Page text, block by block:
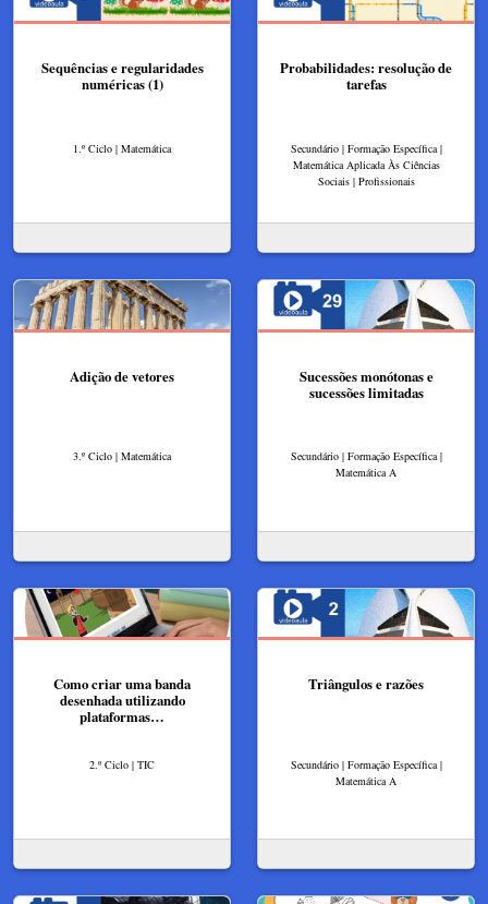
Sequências e regularidades
numéricas (1)
1.º Ciclo | Matemática
Probabilidades: resolução de
tarefas
Secundário | Formação Específica |
Matemática Aplicada Às Ciências
Sociais | Profissionais
Adição de vetores
3.º Ciclo | Matemática
Sucessões monótonas e
sucessões limitadas
Secundário | Formação Específica |
Matemática A
Como criar uma banda
desenhada utilizando
plataformas…
2.º Ciclo | TIC
Triângulos e razões
Secundário | Formação Específica |
Matemática A